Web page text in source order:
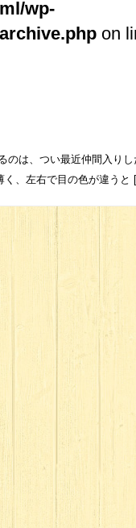
wp-
on
のは、つい最近仲間入り
く、左右で目の色が違う